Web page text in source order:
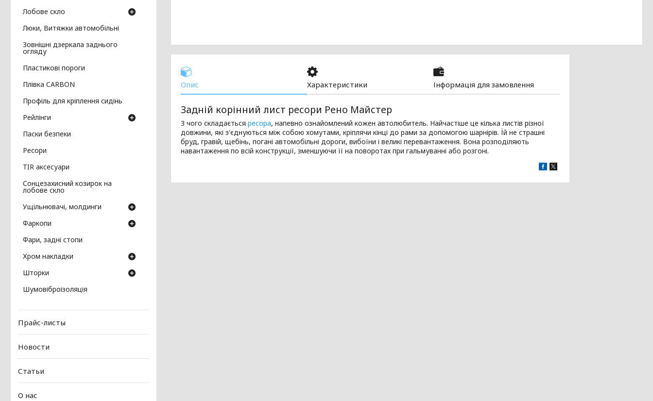
Опис Характеристики Інформація для замовлення
Задній корінний лист ресори Рено Майстер
З чого складається ресора, напевно ознайомлений кожен автолюбитель. Найчастіше це кілька листів різної
довжини, які з'єднуються між собою хомутами, кріплячи кінці до рами за допомогою шарнірів. Їй не страшні
бруд, гравій, щебінь, погані автомобільні дороги, вибоїни і великі перевантаження. Вона розподіляють
навантаження по всій конструкції, зменшуючи її на поворотах при гальмуванні або розгоні.
Лобове скло
Люки, Витяжки автомобільні
Зовнішні дзеркала заднього
огляду
Пластикові пороги
Плівка CARBON
Профіль для кріплення сидінь
Рейлінги
Паски безпеки
Ресори
TIR аксесуари
Сонцезахисний козирок на
лобове скло
Ущільнювачі, молдинги
Фаркопи
Фари, задні стопи
Хром накладки
Шторки
Шумовіброізоляція
Прайс-листы
Новости
Статьи
О нас